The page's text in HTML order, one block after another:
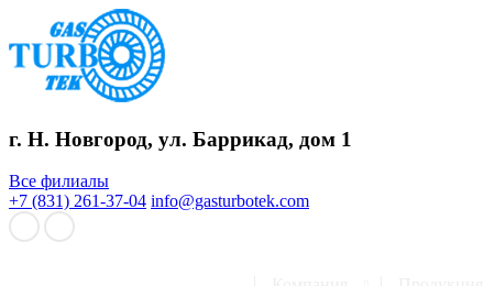
г. Н. Новгород, ул. Баррикад, дом 1
Все филиалы
+7 (831) 261-37-04 info@gasturbotek.com